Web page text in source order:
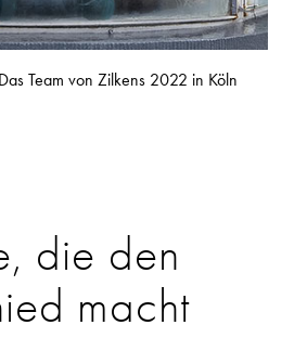
Das Team von Zilkens 2022 in Köln
die den
macht